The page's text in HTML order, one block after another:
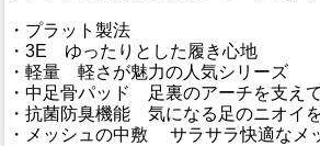
・プラット製法
・3E ゆったりとした履き心地
・軽量 軽さが魅力の人気シリーズ
・中足骨パッド 足裏のアーチを支え
・抗菌防臭機能 気になる足のニオイ
・メッシュの中敷 サラサラ快適なメ